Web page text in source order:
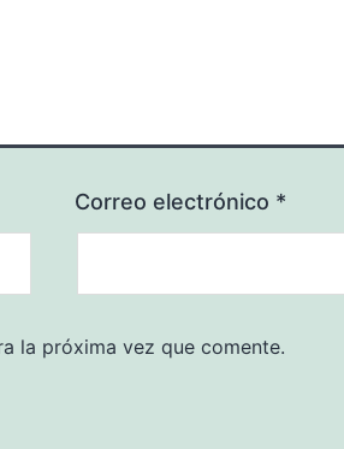
Correo electrónico *
la próxima vez que comente.